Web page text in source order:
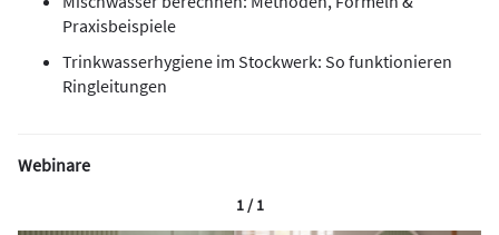
Praxisbeispiele
Trinkwasserhygiene im Stockwerk: So funktionieren
Ringleitungen
Webinare
1 / 1